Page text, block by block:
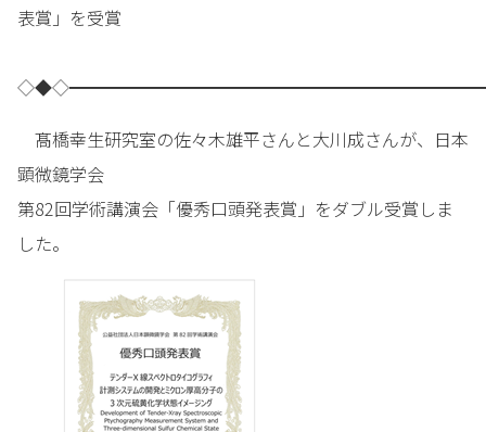
表賞」を受賞
髙橋幸生研究室の佐々木雄平さんと大川成さんが、日本
顕微鏡学会
第82回学術講演会「優秀口頭発表賞」をダブル受賞しま
した。